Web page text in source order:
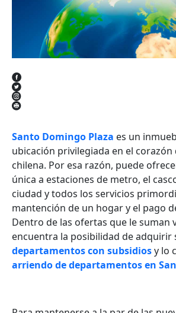
Santo Domingo Plaza es un
ubicación privilegiada en el corazón
chilena. Por esa razón, puede
única a estaciones de metro, el
ciudad y todos los servicios
mantención de un hogar y el pago
Dentro de las ofertas que le suman
encuentra la posibilidad de adquirir
departamentos con subsidiosy lo
arriendo de departamentos en